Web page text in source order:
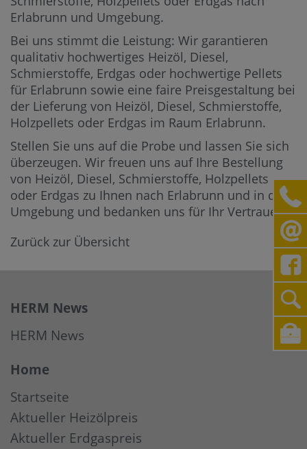
Erlabrunn und Umgebung.
Bei uns stimmt die Leistung: Wir garantieren
qualitativ hochwertiges Heizöl, Diesel,
Schmierstoffe, Erdgas oder hochwertige Pellets
für Erlabrunn sowie eine faire Preisgestaltung bei
der Lieferung von Heizöl, Diesel, Schmierstoffe,
Holzpellets oder Erdgas im Raum Erlabrunn.
Stellen Sie uns auf die Probe und lassen Sie sich
überzeugen. Wir freuen uns auf Ihre Bestellung
von Heizöl, Diesel, Schmierstoffe, Holzpellets
oder Erdgas zu Ihnen nach Erlabrunn und in die
Umgebung und bedanken uns für Ihr Vertrauen.
Zurück zur Übersicht
HERM News
HERM News
Home
Startseite
Aktueller Heizölpreis
Aktueller Erdgaspreis